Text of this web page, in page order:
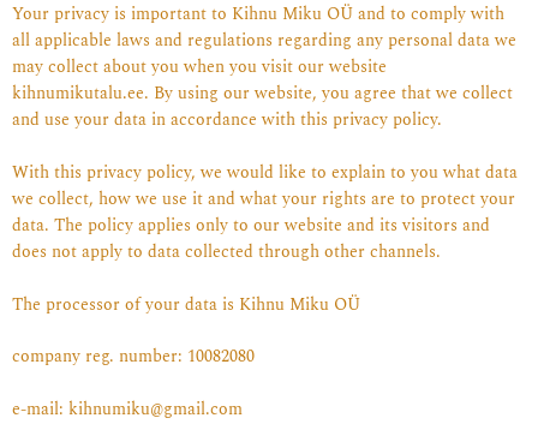
Your privacy is important to Kihnu Miku OÜ and to comply with
all applicable laws and regulations regarding any personal data we
may collect about you when you visit our website
kihnumikutalu.ee. By using our website, you agree that we collect
and use your data in accordance with this privacy policy.
With this privacy policy, we would like to explain to you what data
we collect, how we use it and what your rights are to protect your
data. The policy applies only to our website and its visitors and
does not apply to data collected through other channels.
The processor of your data is Kihnu Miku OÜ
company reg. number: 10082080
e-mail: kihnumiku@gmail.com